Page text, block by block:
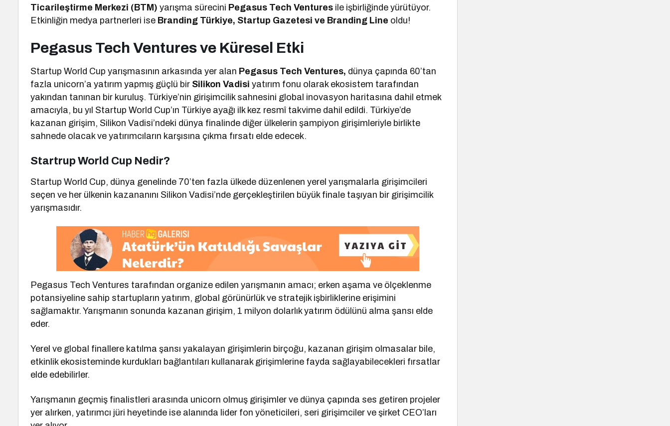
Ticarileştirme Merkezi (BTM)yarışma sürecini Pegasus Tech Ventures ile işbirliğinde yürütüyor.
Etkinliğin medya partnerleri ise Branding Türkiye, Startup Gazetesive Branding Line oldu!
Pegasus Tech Ventures ve Küresel Etki
Startup World Cup yarışmasının arkasında yer alan Pegasus Tech Ventures, dünya çapında 60’tan
fazla unicorn’a yatırım yapmış güçlü bir Silikon Vadisi yatırım fonu olarak ekosistem tarafından
yakından tanınan bir kuruluş. Türkiye’nin girişimcilik sahnesini global inovasyon haritasına dahil etmek
amacıyla, bu yıl Startup World Cup’ın Türkiye ayağı ilk kez resmî takvime dahil edildi. Türkiye’de
kazanan girişim, Silikon Vadisi’ndeki dünya finalinde diğer ülkelerin şampiyon girişimleriyle birlikte
sahnede olacak ve yatırımcıların karşısına çıkma fırsatı elde edecek.
Startrup World Cup Nedir?
Startup World Cup, dünya genelinde 70’ten fazla ülkede düzenlenen yerel yarışmalarla girişimcileri
seçen ve her ülkenin kazananını Silikon Vadisi’nde gerçekleştirilen büyük finale taşıyan bir girişimcilik
yarışmasıdır.
Pegasus Tech Ventures tarafından organize edilen yarışmanın amacı; erken aşama ve ölçeklenme
potansiyeline sahip startupların yatırım, global görünürlük ve stratejik işbirliklerine erişimini
sağlamaktır. Yarışmanın sonunda kazanan girişim, 1 milyon dolarlık yatırım ödülünü alma şansı elde
eder.
Yerel ve global finallere katılma şansı yakalayan girişimlerin birçoğu, kazanan girişim olmasalar bile,
etkinlik ekosisteminde kurdukları bağlantıları kullanarak girişimlerine fayda sağlayabilecekleri fırsatlar
elde edebilirler.
Yarışmanın geçmiş finalistleri arasında unicorn olmuş girişimler ve dünya çapında ses getiren projeler
yer alırken, yatırımcı jüri heyetinde ise alanında lider fon yöneticileri, seri girişimciler ve şirket CEO’ları